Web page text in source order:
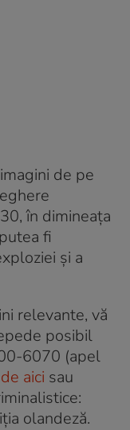
de pe
în dimineața
fi
și a
relevante, vă
posibil
6070 (apel
aici sau
olandeză.